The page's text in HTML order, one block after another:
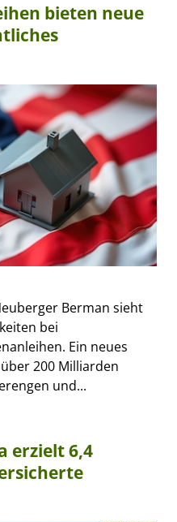
bieten neue
Berman sieht
bei
Ein neues
200 Milliarden
und...
erzielt 6,4